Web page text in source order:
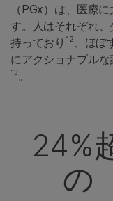
（PGx）は、医療
す。人はそれぞれ
持っており 12
、ほ
にアクショナブル
13 。
24%
の